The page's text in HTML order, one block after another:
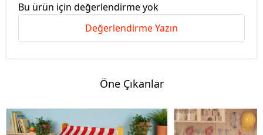
Bu ürün için değerlendirme yok
Değerlendirme Yazın
Öne Çıkanlar